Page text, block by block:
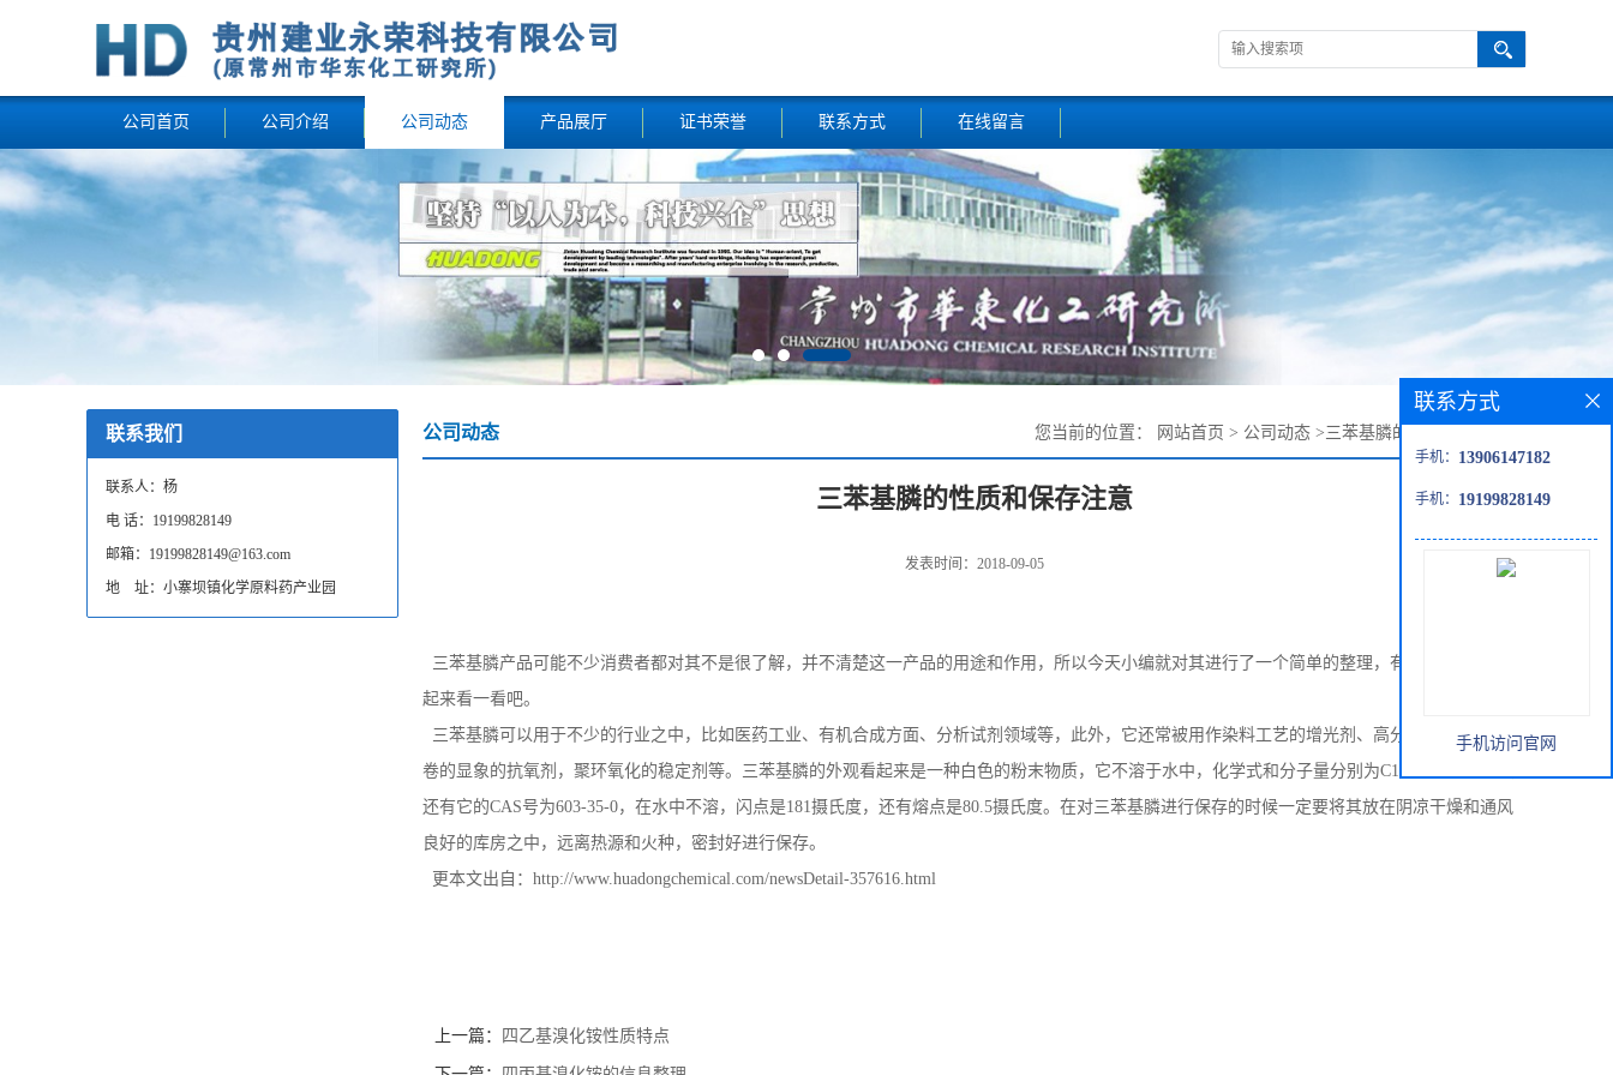
公司首页 公司介绍 公司动态 产品展厅 证书荣誉 联系方式 在线留言
联系我们
联系人：杨
电 话：19199828149
邮箱：19199828149@163.com
地 址：小寨坝镇化学原料药产业园
公司动态 您当前的位置： 网站首页 > 公司动态 >三苯基膦的性质和保存注意
三苯基膦的性质和保存注意
发表时间：2018-09-05
三苯基膦产品可能不少消费者都对其不是很了解，并不清楚这一产品的用途和作用，所以今天小编就对其进行了一个简单的整理，有兴趣的朋友快一
起来看一看吧。
三苯基膦可以用于不少的行业之中，比如医药工业、有机合成方面、分析试剂领域等，此外，它还常被用作染料工艺的增光剂、高分子聚合、彩色胶
卷的显象的抗氧剂，聚环氧化的稳定剂等。三苯基膦的外观看起来是一种白色的粉末物质，它不溶于水中，化学式和分子量分别为C18H15P、262.30，
还有它的CAS号为603-35-0，在水中不溶，闪点是181摄氏度，还有熔点是80.5摄氏度。在对三苯基膦进行保存的时候一定要将其放在阴凉干燥和通风
良好的库房之中，远离热源和火种，密封好进行保存。
更本文出自：http://www.huadongchemical.com/newsDetail-357616.html
上一篇： 四乙基溴化铵性质特点
联系方式
手机： 13906147182
手机： 19199828149
手机访问官网